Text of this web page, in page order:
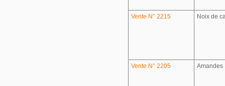
Vente N° 2215 Noix de
Vente N° 2205 Amandes